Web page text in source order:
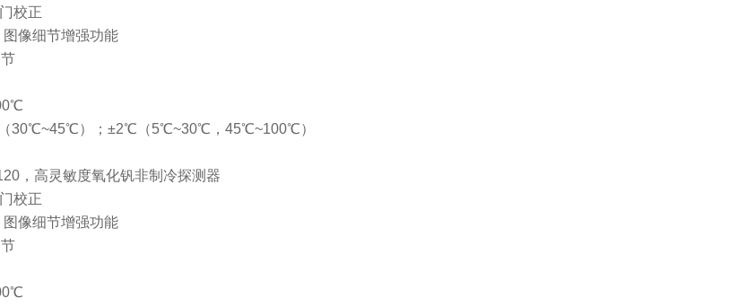
校正
像细节增强功能
30℃~45℃）；±2℃（5℃~30℃，45℃~100℃）
，高灵敏度氧化钒非制冷探测器
校正
像细节增强功能